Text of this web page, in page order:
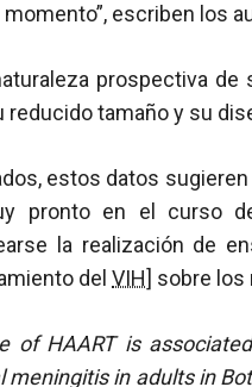
escriben los
prospectiva
tamaño y su
estos datos
pronto en el curso
la realización de
del VIH] sobre los
of HAART is
in adults in